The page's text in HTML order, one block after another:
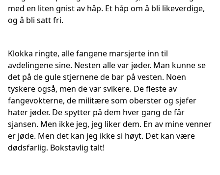
med en liten gnist av håp. Et håp om å bli likeverdige,
og å bli satt fri.
Klokka ringte, alle fangene marsjerte inn til
avdelingene sine. Nesten alle var jøder. Man kunne se
det på de gule stjernene de bar på vesten. Noen
tyskere også, men de var svikere. De fleste av
fangevokterne, de militære som oberster og sjefer
hater jøder. De spytter på dem hver gang de får
sjansen. Men ikke jeg, jeg liker dem. En av mine venner
er jøde. Men det kan jeg ikke si høyt. Det kan være
dødsfarlig. Bokstavlig talt!